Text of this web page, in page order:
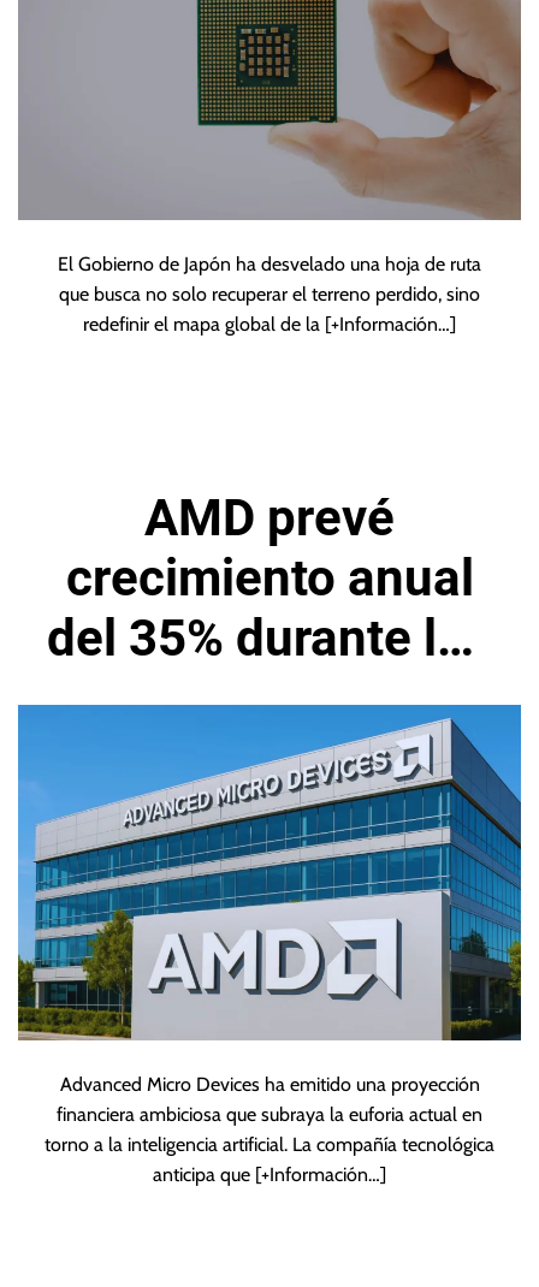
El Gobierno de Japón ha desvelado una hoja de ruta
que busca no solo recuperar el terreno perdido, sino
redefinir el mapa global de la [+Información…]
AMD prevé
crecimiento anual
del 35% durante los
próximos cinco
años
Advanced Micro Devices ha emitido una proyección
financiera ambiciosa que subraya la euforia actual en
torno a la inteligencia artificial. La compañía tecnológica
anticipa que [+Información…]